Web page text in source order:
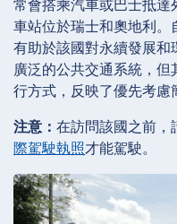
常會搭乘汽車或巴士抵達
車站位於瑞士和奧地利。
有助於該國對永續發展和
廣泛的公共交通系統，
行方式，反映了優先考慮
注意： 在訪問該國之前，
際駕駛執照才能駕駛。